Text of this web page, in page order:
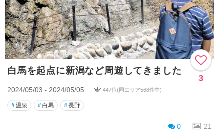
白馬を起点に新潟など周遊してきました
3
2024/05/03 - 2024/05/05 447位(同エリア568件中)
#温泉 # 白馬 #長野
0 21